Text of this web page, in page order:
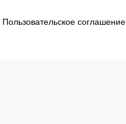
Пользовательское соглашение